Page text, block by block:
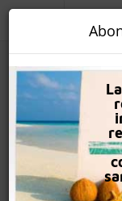
PROMO
CAUTA
OFERTA
DESPRE NOI
LOGIN